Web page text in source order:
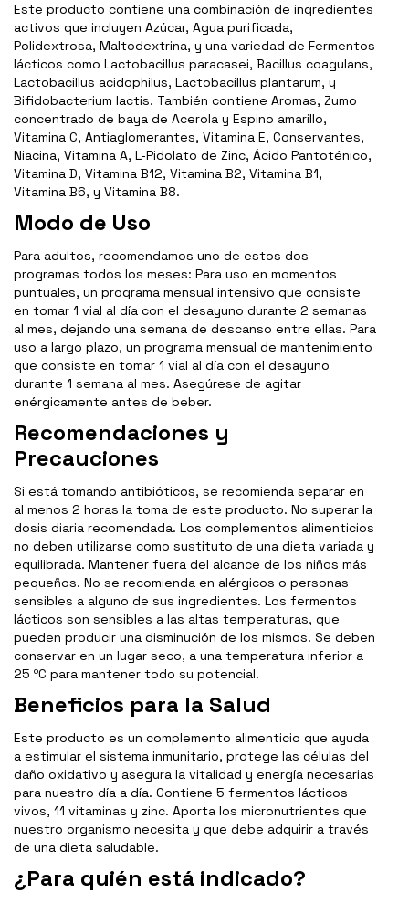
Este producto contiene una combinación de ingredientes
activos que incluyen Azúcar, Agua purificada,
Polidextrosa, Maltodextrina, y una variedad de Fermentos
lácticos como Lactobacillus paracasei, Bacillus coagulans,
Lactobacillus acidophilus, Lactobacillus plantarum, y
Bifidobacterium lactis. También contiene Aromas, Zumo
concentrado de baya de Acerola y Espino amarillo,
Vitamina C, Antiaglomerantes, Vitamina E, Conservantes,
Niacina, Vitamina A, L-Pidolato de Zinc, Ácido Pantoténico,
Vitamina D, Vitamina B12, Vitamina B2, Vitamina B1,
Vitamina B6, y Vitamina B8.
Modo de Uso
Para adultos, recomendamos uno de estos dos
programas todos los meses: Para uso en momentos
puntuales, un programa mensual intensivo que consiste
en tomar 1 vial al día con el desayuno durante 2 semanas
al mes, dejando una semana de descanso entre ellas. Para
uso a largo plazo, un programa mensual de mantenimiento
que consiste en tomar 1 vial al día con el desayuno
durante 1 semana al mes. Asegúrese de agitar
enérgicamente antes de beber.
Recomendaciones y
Precauciones
Si está tomando antibióticos, se recomienda separar en
al menos 2 horas la toma de este producto. No superar la
dosis diaria recomendada. Los complementos alimenticios
no deben utilizarse como sustituto de una dieta variada y
equilibrada. Mantener fuera del alcance de los niños más
pequeños. No se recomienda en alérgicos o personas
sensibles a alguno de sus ingredientes. Los fermentos
lácticos son sensibles a las altas temperaturas, que
pueden producir una disminución de los mismos. Se deben
conservar en un lugar seco, a una temperatura inferior a
25 ºC para mantener todo su potencial.
Beneficios para la Salud
Este producto es un complemento alimenticio que ayuda
a estimular el sistema inmunitario, protege las células del
daño oxidativo y asegura la vitalidad y energía necesarias
para nuestro día a día. Contiene 5 fermentos lácticos
vivos, 11 vitaminas y zinc. Aporta los micronutrientes que
nuestro organismo necesita y que debe adquirir a través
de una dieta saludable.
¿Para quién está indicado?